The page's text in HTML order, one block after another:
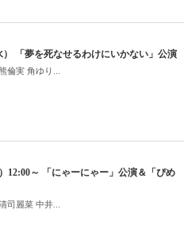
） 「夢を死なせるわけにいかない」公演
倫実 角ゆり...
12:00～ 「にゃーにゃー」公演＆「ぴめ
司麗菜 中井...